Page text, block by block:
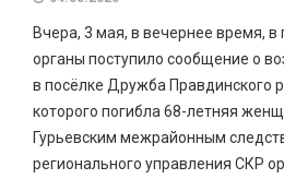
Вчера, 3 мая, в вечернее время,
органы поступило сообщение о
в посёлке Дружба Правдинского
которого погибла 68-летняя
Гурьевским межрайонным
регионального управления СКР